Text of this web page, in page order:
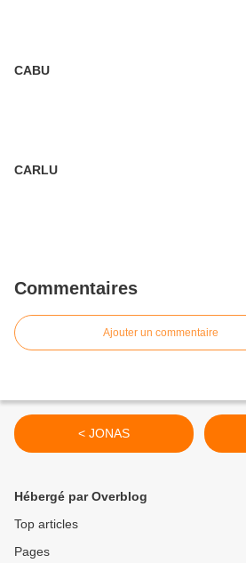
CABU
CARLU
Commentaires
Ajouter un commentaire
< JONAS
Hébergé par Overblog
Top articles
Pages